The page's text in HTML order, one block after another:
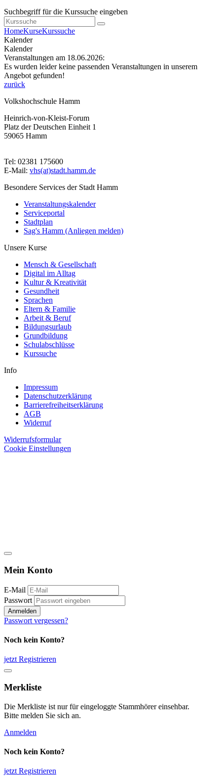
Suchbegriff für die Kurssuche eingeben
HomeKurseKurssuche
Kalender
Kalender
Veranstaltungen am 18.06.2026:
Es wurden leider keine passenden Veranstaltungen in unserem
Angebot gefunden!
zurück
Volkshochschule Hamm
Heinrich-von-Kleist-Forum
Platz der Deutschen Einheit 1
59065 Hamm
Tel: 02381 175600
E-Mail: vhs(at)stadt.hamm.de
Besondere Services der Stadt Hamm
Veranstaltungskalender
Serviceportal
Stadtplan
Sag's Hamm (Anliegen melden)
Unsere Kurse
Mensch & Gesellschaft
Digital im Alltag
Kultur & Kreativität
Gesundheit
Sprachen
Eltern & Familie
Arbeit & Beruf
Bildungsurlaub
Grundbildung
Schulabschlüsse
Kurssuche
Info
Impressum
Datenschutzerklärung
Barrierefreiheitserklärung
AGB
Widerruf
Widerrufsformular
Cookie Einstellungen
Mein Konto
E-Mail
Passwort
Anmelden
Passwort vergessen?
Noch kein Konto?
jetzt Registrieren
Merkliste
Die Merkliste ist nur für eingeloggte Stammhörer einsehbar.
Bitte melden Sie sich an.
Anmelden
Noch kein Konto?
jetzt Registrieren